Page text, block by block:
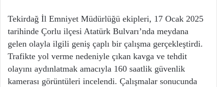
Tekirdağ İl Emniyet Müdürlüğü ekipleri, 17 Ocak 2025
tarihinde Çorlu ilçesi Atatürk Bulvarı’nda meydana
gelen olayla ilgili geniş çaplı bir çalışma gerçekleştirdi.
Trafikte yol verme nedeniyle çıkan kavga ve tehdit
olayını aydınlatmak amacıyla 160 saatlik güvenlik
kamerası görüntüleri incelendi. Çalışmalar sonucunda